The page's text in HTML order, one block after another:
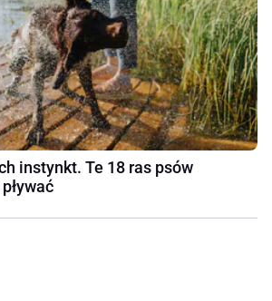
instynkt. Te 18 ras psów